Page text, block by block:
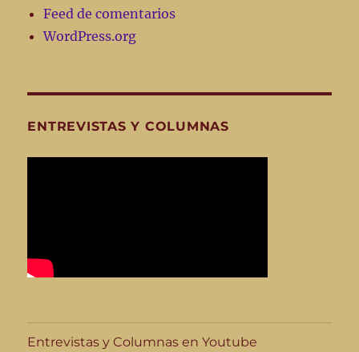
Feed de comentarios
WordPress.org
ENTREVISTAS Y COLUMNAS
Entrevistas y Columnas en Youtube